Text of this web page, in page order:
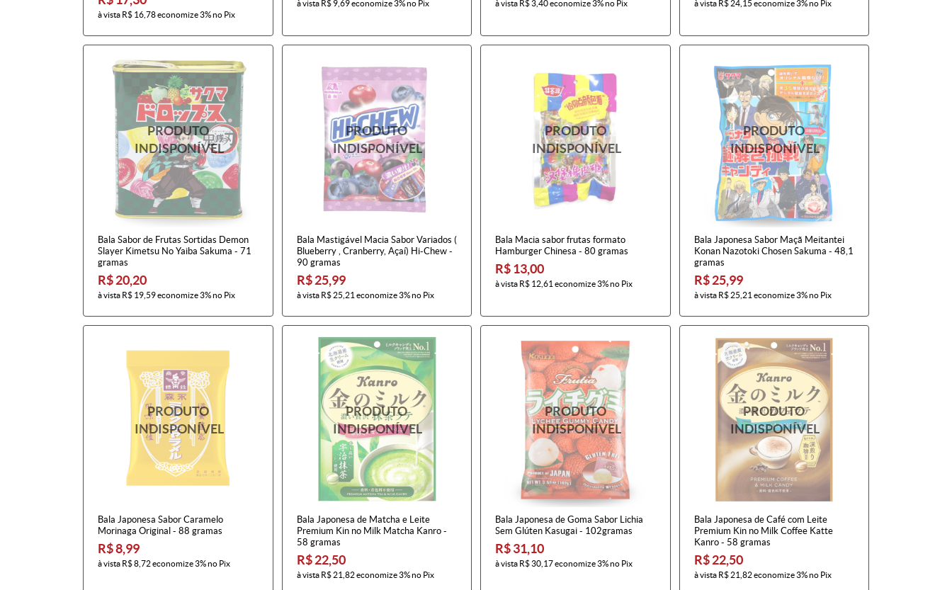
à vista R$ 16,78economize3%no Pix
à vista R$ 9,69economize3%no Pix à vista R$ 3,40economize3%no Pix à vista R$ 24,15 economize3%no Pix
Bala Sabor de Frutas Sortidas Demon
Slayer Kimetsu No Yaiba Sakuma - 71
gramas
R$ 20,20
à vista R$ 19,59economize3%no Pix
Bala Mastigável Macia Sabor Variados (
Blueberry , Cranberry, Açaí) Hi-Chew -
90 gramas
R$ 25,99
à vista R$ 25,21 economize3%no Pix
Bala Macia sabor frutas formato
Hamburger Chinesa - 80 gramas
R$ 13,00
à vista R$ 12,61 economize3%no Pix
Bala Japonesa Sabor Maçã Meitantei
Konan Nazotoki Chosen Sakuma - 48,1
gramas
R$ 25,99
à vista R$ 25,21 economize3%no Pix
Bala Japonesa Sabor Caramelo
Morinaga Original - 88 gramas
R$ 8,99
à vista R$ 8,72economize3%no Pix
Bala Japonesa de Matcha e Leite
Premium Kin no Milk Matcha Kanro -
58 gramas
R$ 22,50
à vista R$ 21,82economize3%no Pix
Bala Japonesa de Goma Sabor Lichia
Sem Glúten Kasugai - 102gramas
R$ 31,10
à vista R$ 30,17economize3%no Pix
Bala Japonesa de Café com Leite
Premium Kin no Milk Coffee Katte
Kanro - 58 gramas
R$ 22,50
à vista R$ 21,82economize3%no Pix